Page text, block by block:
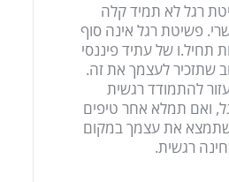
רגל לא תמיד קלה
פשיטת רגל אינה סוף
תחיל.ו של עתיד פיננסי
שתזכיר לעצמך את זה.
להתמודד רגשית
ואם תמלא אחר טיפים
את עצמך במקום
רגשית.